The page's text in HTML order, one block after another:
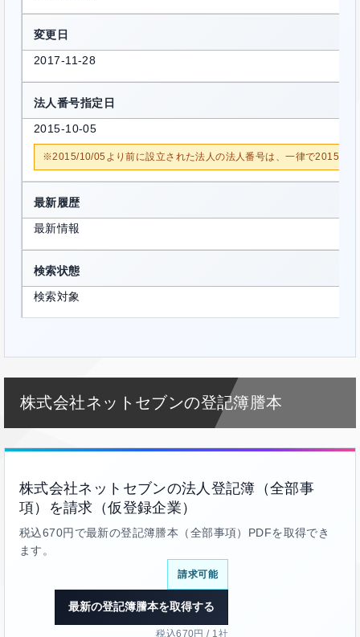
変更日
2017-11-28
法人番号指定日
2015-10-05
※2015/10/05より前に設立された法人の法人番号は、一律で2015/10/
最新履歴
最新情報
検索状態
検索対象
株式会社ネットセブンの登記簿謄本
株式会社ネットセブンの法人登記簿（全部事
項）を請求（仮登録企業）
税込670円で最新の登記簿謄本（全部事項）PDFを取得でき
ます。
請求可能
最新の登記簿謄本を取得する
税込670円 / 1社